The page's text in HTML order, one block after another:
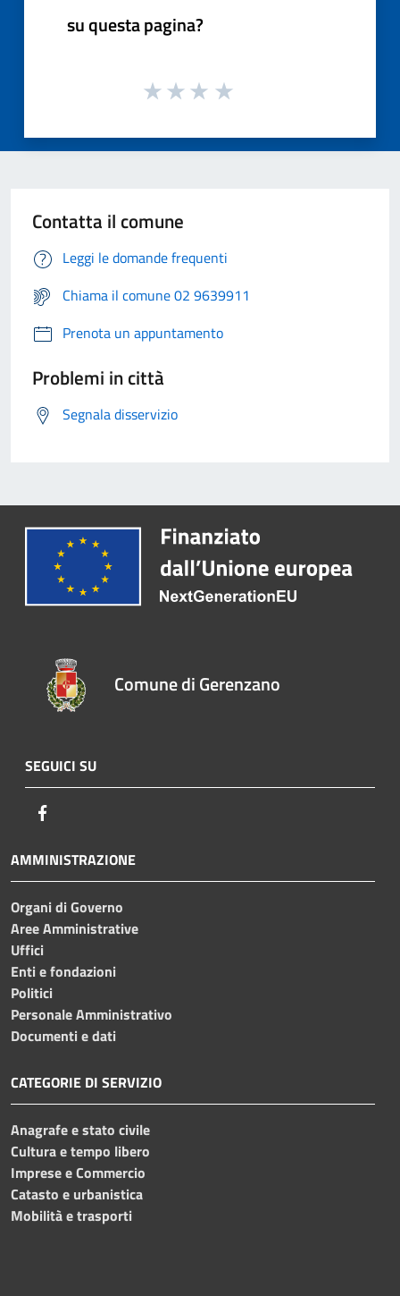
su questa pagina?
Contatta il comune
Leggi le domande frequenti
Chiama il comune 02 9639911
Prenota un appuntamento
Problemi in città
Segnala disservizio
Comune di Gerenzano
SEGUICI SU
AMMINISTRAZIONE
Organi di Governo
Aree Amministrative
Uffici
Enti e fondazioni
Politici
Personale Amministrativo
Documenti e dati
CATEGORIE DI SERVIZIO
Anagrafe e stato civile
Cultura e tempo libero
Imprese e Commercio
Catasto e urbanistica
Mobilità e trasporti